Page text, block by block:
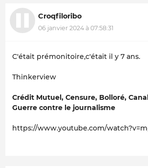
Croqfiloribo
06 janvier 2024 à 07:58:31
C'était prémonitoire,c'était il y 7 ans.
Thinkerview
Crédit Mutuel, Censure, Bolloré,
Guerre contre le journalisme
https://www.youtube.com/